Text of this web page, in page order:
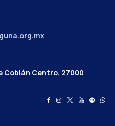
Cobián Centro, 27000